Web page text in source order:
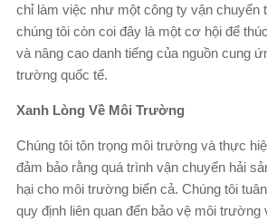
chỉ làm việc như một công ty vận chuyển
chúng tôi còn coi đây là một cơ hội để
và nâng cao danh tiếng của nguồn cung
trường quốc tế.
Xanh Lòng Về Môi Trường
Chúng tôi tôn trọng môi trường và thực
đảm bảo rằng quá trình vận chuyển hải
hại cho môi trường biển cả. Chúng tôi
quy định liên quan đến bảo vệ môi trường